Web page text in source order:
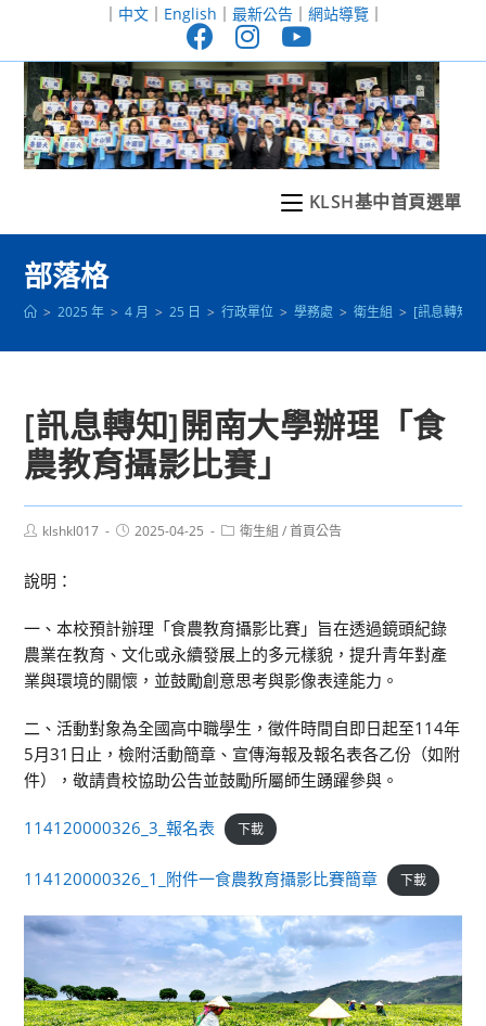
至
｜ 中文｜ English ｜ 最新公告｜ 網站導覽｜
KLSH基中首頁選單
部落格
> 2025 年 > 4 月 > 25 日 > 行政單位 > 學務處 > 衛生組 > [訊息轉知]
[訊息轉知]開南大學辦理「食
農教育攝影比賽」
Postklshkl017
Post2025-04-25
Post衛生組 / 首頁公告
說明：
一、本校預計辦理「食農教育攝影比賽」旨在透過鏡頭紀錄
農業在教育、文化或永續發展上的多元樣貌，提升青年對產
業與環境的關懷，並鼓勵創意思考與影像表達能力。
二、活動對象為全國高中職學生，徵件時間自即日起至114年
5月31日止，檢附活動簡章、宣傳海報及報名表各乙份（如附
件），敬請貴校協助公告並鼓勵所屬師生踴躍參與。
114120000326_3_報名表 下載
114120000326_1_附件一食農教育攝影比賽簡章 下載